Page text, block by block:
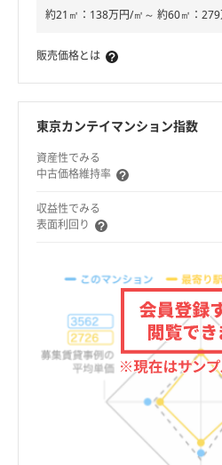
約21㎡：138万円/㎡～ 約60㎡：279
販売価格とは
東京カンテイマンション指数
資産性でみる
中古価格維持率
収益性でみる
表面利回り